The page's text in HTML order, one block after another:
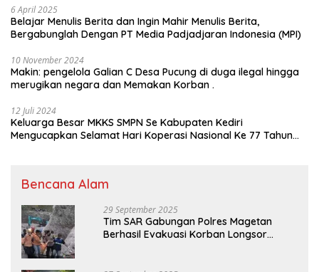
6 April 2025
Belajar Menulis Berita dan Ingin Mahir Menulis Berita,
Bergabunglah Dengan PT Media Padjadjaran Indonesia (MPI)
10 November 2024
Makin: pengelola Galian C Desa Pucung di duga ilegal hingga
merugikan negara dan Memakan Korban .
12 Juli 2024
Keluarga Besar MKKS SMPN Se Kabupaten Kediri
Mengucapkan Selamat Hari Koperasi Nasional Ke 77 Tahun
Bencana Alam
29 September 2025
Tim SAR Gabungan Polres Magetan
Berhasil Evakuasi Korban Longsor